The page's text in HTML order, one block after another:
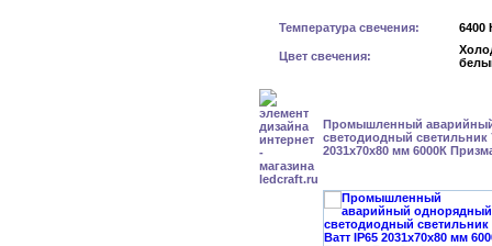
Температура свечения: 6400
Цвет свечения:
Промышленный
светодиодный светильник
2031x70x80 мм 6000К